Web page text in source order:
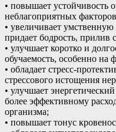
• повышает устойчивость
неблагоприятных
• увеличивает
придает бодрость, прилив
• улучшает коротко и
обучаемость, особенно на
• обладает стресс-
стрессового истощения
• улучшает
более эффективному
организма;
• повышает тонус